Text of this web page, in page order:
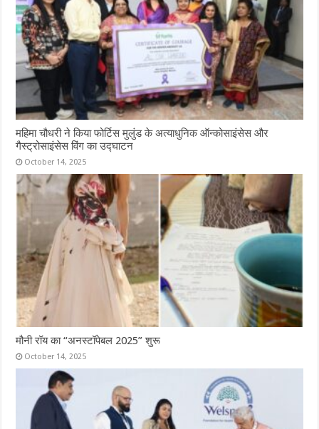
महिमा चौधरी ने किया फोर्टिस मुलुंड के अत्याधुनिक ऑन्कोसाइंसेस और
गैस्ट्रोसाइंसेस विंग का उद्घाटन
October 14, 2025
मौनी रॉय का “अनस्टॉपेबल 2025” शुरू
October 14, 2025